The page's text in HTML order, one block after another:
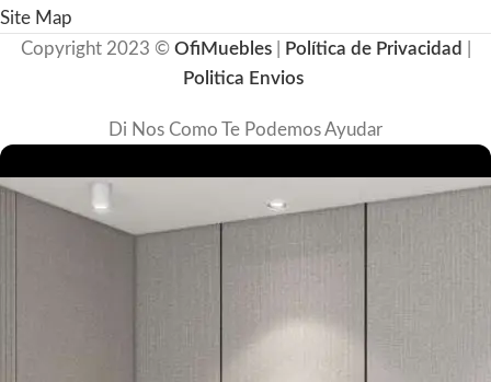
Site Map
Copyright 2023 © OfiMuebles| Política de Privacidad
Politica Envios
Di Nos Como Te Podemos Ayudar